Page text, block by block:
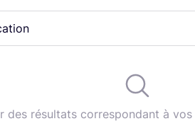
des résultats correspondant à